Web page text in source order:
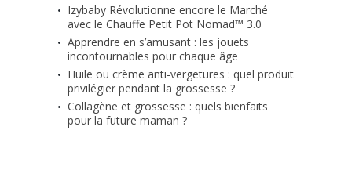
Izybaby Révolutionne encore le Marché
avec le Chauffe Petit Pot Nomad™ 3.0
Apprendre en s’amusant : les jouets
incontournables pour chaque âge
Huile ou crème anti-vergetures : quel produit
privilégier pendant la grossesse ?
Collagène et grossesse : quels bienfaits
pour la future maman ?